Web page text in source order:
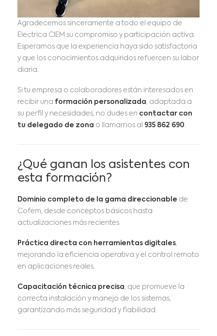
Agradecemos sinceramente a todo el equipo de
Electrica CIEM su compromiso y participación activa.
Esperamos que la experiencia haya sido satisfactoria
y que los conocimientos adquiridos refuercen su labor
diaria.
Si tu empresa o colaboradores están interesados en
recibir una formación personalizada, adaptada a
su perfil y necesidades, no dudes en contactar con
tu delegado de zona o llamarnos al 935 862 690.
¿Qué ganan los asistentes con
esta formación?
Dominio completo de la gama direccionable de
Cofem, desde conceptos básicos hasta
actualizaciones más recientes.
Práctica directa con herramientas digitales,
mejorando la eficiencia operativa y el control remoto
en aplicaciones reales.
Capacitación técnica precisa, que promueve la
correcta instalación y manejo de los sistemas,
garantizando más seguridad y fiabilidad.